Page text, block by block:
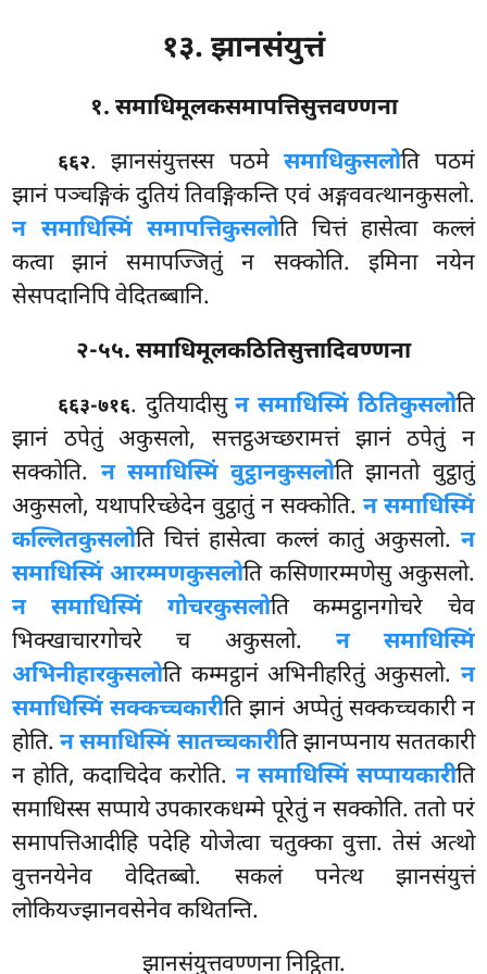
१३. झानसंयुत्तं
१. समाधिमूलकसमापत्तिसुत्तवण्णना
६६२. झानसंयुत्तस्स पठमेसमाधिकुसलोति पठमं
झानं पञ्चङ्गिकं दुतियं तिवङ्गिकन्ति एवं अङ्गववत्थानकुसलो.
न समाधिस्मिं समापत्तिकुसलोति चित्तं हासेत्वा कल्लं
कत्वा झानं समापज्जितुं न सक्कोति. इमिना नयेन
सेसपदानिपि वेदितब्बानि.
२-५५. समाधिमूलकठितिसुत्तादिवण्णना
६६३-७१६. दुतियादीसुन समाधिस्मिं ठितिकुसलोति
झानं ठपेतुं अकुसलो, सत्तट्ठअच्छरामत्तं झानं ठपेतुं न
सक्कोति. न समाधिस्मिं वुट्ठानकुसलोति झानतो वुट्ठातुं
अकुसलो, यथापरिच्छेदेन वुट्ठातुं न सक्कोति. न समाधिस्मिं
कल्लितकुसलोति चित्तं हासेत्वा कल्लं कातुं अकुसलो. न
समाधिस्मिं आरम्मणकुसलोति कसिणारम्मणेसु अकुसलो.
न समाधिस्मिं गोचरकुसलोति कम्मट्ठानगोचरे चेव
भिक्खाचारगोचरे च अकुसलो. न समाधिस्मिं
अभिनीहारकुसलोति कम्मट्ठानं अभिनीहरितुं अकुसलो. न
समाधिस्मिं सक्कच्चकारीति झानं अप्पेतुं सक्कच्चकारी न
होति.न समाधिस्मिं सातच्चकारीति झानप्पनाय सततकारी
न होति, कदाचिदेव करोति. न समाधिस्मिं सप्पायकारीति
समाधिस्स सप्पाये उपकारकधम्मे पूरेतुं न सक्कोति. ततो परं
समापत्तिआदीहिपदेहियोजेत्वा चतुक्का वुत्ता. तेसं अत्थो
वुत्तनयेनेव वेदितब्बो. सकलं पनेत्थ झानसंयुत्तं
लोकियज्झानवसेनेव कथितन्ति.
झानसंयुत्तवण्णना निट्ठिता.